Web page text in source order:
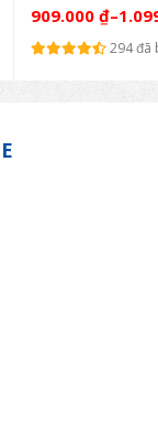
909.000 ₫–
294 đã